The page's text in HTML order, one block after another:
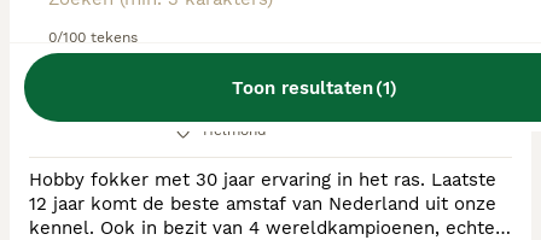
0/100 tekens
Toon resultaten(1)
American Staffordshire Terriër
Helmond
Hobby fokker met 30 jaar ervaring in het ras. Laatste
12 jaar komt de beste amstaf van Nederland uit onze
kennel. Ook in bezit van 4 wereldkampioenen, echter